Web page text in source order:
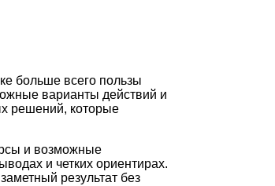
больше всего пользы
варианты действий и
решений, которые
и возможные
и четких ориентирах.
результат без